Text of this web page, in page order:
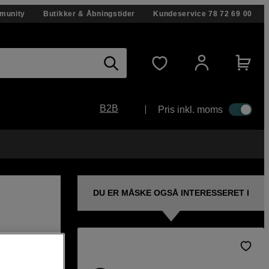
Butikker & Åbningstider Kundeservice 78 72 69 00
B2B Pris inkl. moms
DU ER MÅSKE OGSÅ INTERESSERET I